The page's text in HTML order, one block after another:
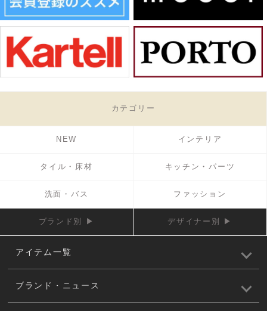
カテゴリー
NEW インテリア
タイル・床材 キッチン・パーツ
洗面・バス ファッション
ブランド別 ▶ デザイナー別 ▶
アイテム一覧
ブランド・ニュース